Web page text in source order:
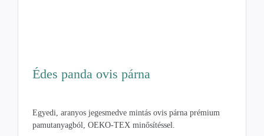
Édes panda ovis párna
Egyedi, aranyos jegesmedve mintás ovis párna prémium
pamutanyagból, OEKO-TEX minősítéssel.